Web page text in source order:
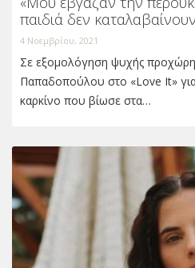
παιδιά δεν
4 Νοεμβρίου, 2021
Σε εξομολόγηση ψυχής
Παπαδοπούλου στο «Love It» για
καρκίνο που βίωσε στα…